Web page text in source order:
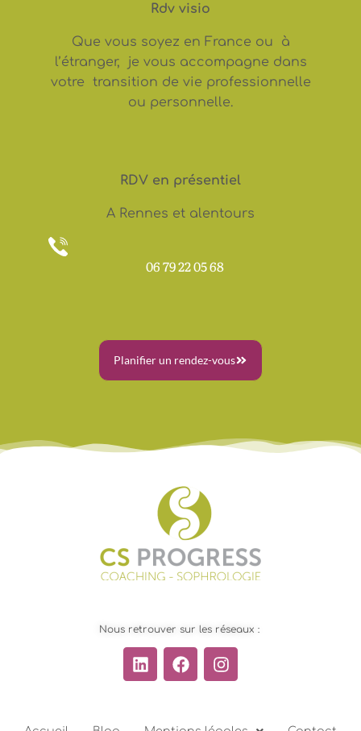
Rdv visio
Que vous soyez en France ou à
l’étranger, je vous accompagne dans
votre transition de vie professionnelle
ou personnelle.
RDV en présentiel
A Rennes et alentours
06 79 22 05 68
Planifier un rendez-vous
Nous retrouver sur les réseaux :